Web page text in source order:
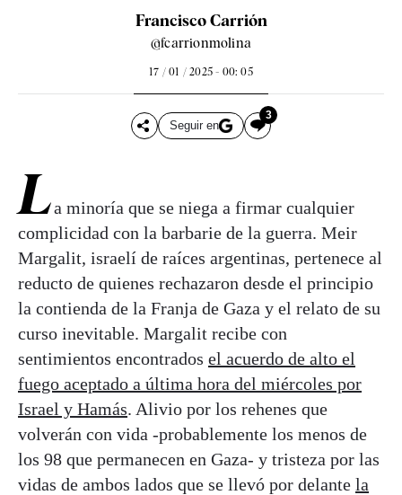
Francisco Carrión
@fcarrionmolina
17 / 01 / 2025 - 00: 05
Seguir en
3
La minoría que se niega a firmar cualquier
complicidad con la barbarie de la guerra. Meir
Margalit, israelí de raíces argentinas, pertenece al
reducto de quienes rechazaron desde el principio
la contienda de la Franja de Gaza y el relato de su
curso inevitable. Margalit recibe con
sentimientos encontrados el acuerdo de alto el
fuego aceptado a última hora del miércoles por
Israel y Hamás. Alivio por los rehenes que
volverán con vida -probablemente los menos de
los 98 que permanecen en Gaza- y tristeza por las
vidas de ambos lados que se llevó por delante la